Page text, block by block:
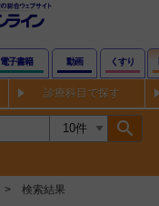
電子書籍 動画 くすり
診療科目で探す
search
検索結果